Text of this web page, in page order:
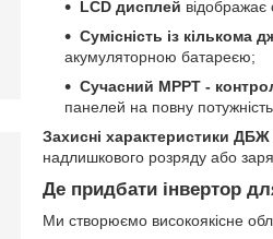
LCD дисплей відображає
Сумісність із кількома
акумуляторною батареєю;
Сучасний MPPT -
панелей на повну потужність.
Захисні характеристики ДБЖ
надлишкового розряду або
Де придбати інвертор
Ми створюємо високоякісне